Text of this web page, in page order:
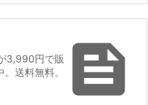

3,990円で販
。送料無料。